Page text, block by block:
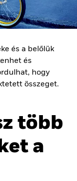
és a belőlük
és
hogy
összeget.
több
a